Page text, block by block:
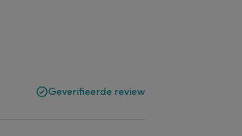
Geverifieerde review